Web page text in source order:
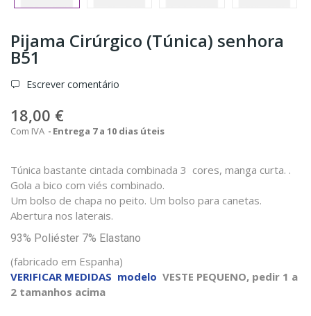
Pijama Cirúrgico (Túnica) senhora
B51
Escrever comentário
18,00 €
Com IVA Entrega 7 a 10 dias úteis
Túnica bastante cintada combinada 3 cores, manga curta. .
Gola a bico com viés combinado.
Um bolso de chapa no peito. Um bolso para canetas.
Abertura nos laterais.
93% Poliéster 7% Elastano
(fabricado em Espanha)
VERIFICAR MEDIDAS modelo VESTE PEQUENO, pedir 1 a
2 tamanhos acima